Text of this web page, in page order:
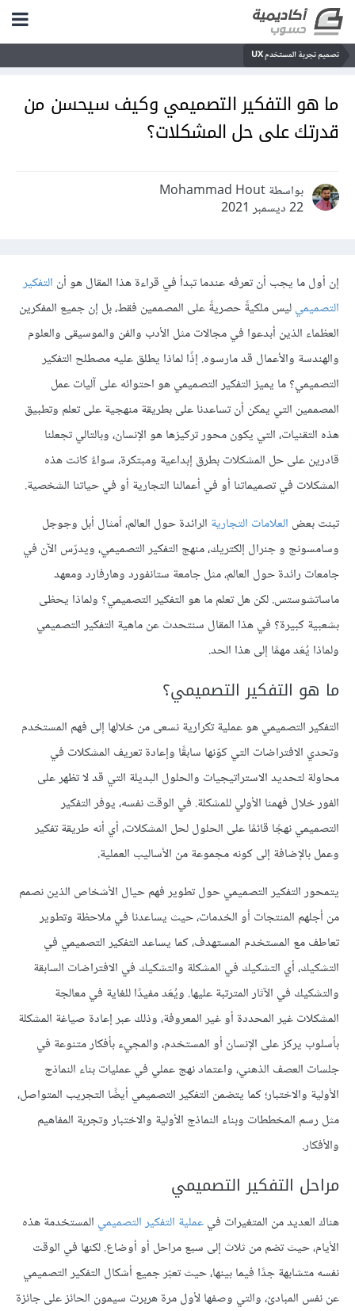
تصميم تجربة المستخدم UX
ما هو التفكير التصميمي وكيف سيحسن من
قدرتك على حل المشكلات؟
بواسطة Mohammad Hout
22 ديسمبر 2021
إن أول ما يجب أن تعرفه عندما تبدأ في قراءة هذا المقال هو أن التفكير
التصميميليس ملكيةً حصريةً على المصممين فقط، بل إن جميع المفكرين
العظماء الذين أبدعوا في مجالات مثل الأدب والفن والموسيقى والعلوم
والهندسة والأعمال قد مارسوه. إذًا لماذا يطلق عليه مصطلح التفكير
التصميمي؟ ما يميز التفكير التصميمي هو احتوائه على آليات عمل
المصممين التي يمكن أن تساعدنا على بطريقة منهجية على تعلم وتطبيق
هذه التقنيات، التي يكون محور تركيزها هو الإنسان، وبالتالي تجعلنا
قادرين على حل المشكلات بطرق إبداعية ومبتكرة، سواءٌ كانت هذه
المشكلات في تصميماتنا أو في أعمالنا التجارية أو في حياتنا الشخصية.
تبنت بعض العلامات التجارية الرائدة حول العالم، أمثال أبل وجوجل
وسامسونج و جنرال إلكتريك، منهج التفكير التصميمي، ويدرّس الآن في
جامعات رائدة حول العالم، مثل جامعة ستانفورد وهارفارد ومعهد
ماساتشوستس. لكن هل تعلم ما هو التفكير التصميمي؟ ولماذا يحظى
بشعبية كبيرة؟ في هذا المقال سنتحدث عن ماهية التفكير التصميمي
ولماذا يُعَد مهمًا إلى هذا الحد.
ما هو التفكير التصميمي؟
التفكير التصميمي هو عملية تكرارية نسعى من خلالها إلى فهم المستخدم
وتحدي الافتراضات التي كوّنها سابقًا وإعادة تعريف المشكلات في
محاولة لتحديد الاستراتيجيات والحلول البديلة التي قد لا تظهر على
الفور خلال فهمنا الأولي للمشكلة. في الوقت نفسه، يوفر التفكير
التصميمي نهجًا قائمًا على الحلول لحل المشكلات، أي أنه طريقة تفكير
وعمل بالإضافة إلى كونه مجموعة من الأساليب العملية.
يتمحور التفكير التصميمي حول تطوير فهم حيال الأشخاص الذين نصمم
من أجلهم المنتجات أو الخدمات، حيث يساعدنا في ملاحظة وتطوير
تعاطف مع المستخدم المستهدف، كما يساعد التفكير التصميمي في
التشكيك، أي التشكيك في المشكلة والتشكيك في الافتراضات السابقة
والتشكيك في الآثار المترتبة عليها. ويُعَد مفيدًا للغاية في معالجة
المشكلات غير المحددة أو غير المعروفة، وذلك عبر إعادة صياغة المشكلة
بأسلوب يركز على الإنسان أو المستخدم، والمجيء بأفكار متنوعة في
جلسات العصف الذهني، واعتماد نهج عملي في عمليات بناء النماذج
الأولية والاختبار؛ كما يتضمن التفكير التصميمي أيضًا التجريب المتواصل،
مثل رسم المخططات وبناء النماذج الأولية والاختبار وتجربة المفاهيم
والأفكار.
مراحل التفكير التصميمي
هناك العديد من المتغيرات فيعملية التفكير التصميمي المستخدمة هذه
الأيام، حيث تضم من ثلاث إلى سبع مراحل أو أوضاع. لكنها في الوقت
نفسه متشابهة جدًا فيما بينها، حيث تعبّر جميع أشكال التفكير التصميمي
عن نفس المبادئ، والتي وصفها لأول مرة هربرت سيمون الحائز على جائزة